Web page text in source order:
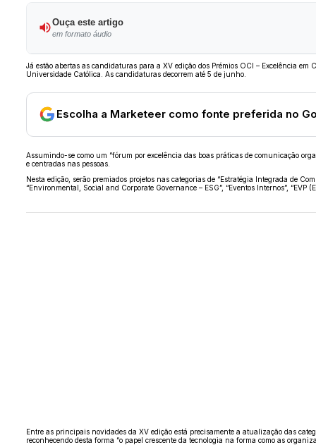
Ouça este artigo
em formato áudio
Já estão abertas as candidaturas para a XV edição dos Prémios OCI – Excelência
Universidade Católica. As candidaturas decorrem até 5 de junho.
Escolha a Marketeer como fonte preferida no
Assumindo-se como um “fórum por excelência das boas práticas de comunicação
e centradas nas pessoas.
Nesta edição, serão premiados projetos nas categorias de “Estratégia Integrada de
“Environmental, Social and Corporate Governance – ESG”, “Eventos Internos”, “EVP
Entre as principais novidades da XV edição está precisamente a atualização das
reconhecendo desta forma “o papel crescente da tecnologia na forma como as